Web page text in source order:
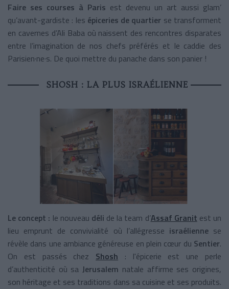
Faire ses courses à Paris est devenu un art aussi glam’
qu’avant-gardiste : les épiceries de quartier se transforment
en cavernes d’Ali Baba où naissent des rencontres disparates
entre l’imagination de nos chefs préférés et le caddie des
Parisien·ne·s. De quoi mettre du panache dans son panier !
SHOSH : LA PLUS ISRAÉLIENNE
Le concept : le nouveau déli de la team d’Assaf Granit est un
lieu emprunt de convivialité où l’allégresse israélienne se
révèle dans une ambiance généreuse en plein cœur du Sentier.
On est passés chez Shosh : l'épicerie est une perle
d’authenticité où sa Jerusalem natale affirme ses origines,
son héritage et ses traditions dans sa cuisine et ses produits.